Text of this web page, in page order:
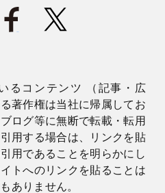
るコンテンツ （記事・広
著作権は当社に帰属してお
ログ等に無断で転載・転用
用する場合は、リンクを貼
用であることを明らかにし
トへのリンクを貼ることは
ありません。